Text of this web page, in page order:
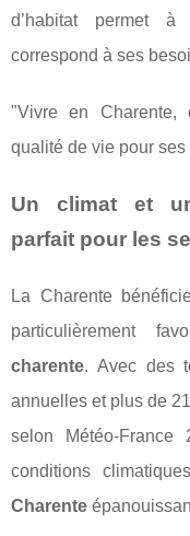
d’habitat permet
correspond à ses
"Vivre en
qualité de vie pour
Un climat et
parfait pour les
La Charente
particulièrement
charente. Avec des
annuelles et plus de
selon Météo-France
conditions
Charente